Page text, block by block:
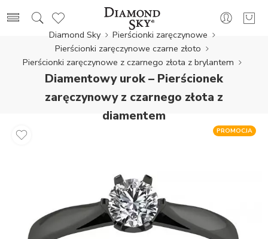
Diamond Sky
Pierścionki zaręczynowe
Pierścionki zaręczynowe czarne złoto
Pierścionki zaręczynowe z czarnego złota z brylantem
Diamentowy urok – Pierścionek
zaręczynowy z czarnego złota z
diamentem
PROMOCJA